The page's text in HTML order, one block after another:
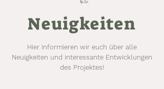
Neuigkeiten
Hier informieren wir euch über alle
Neuigkeiten und interessante Entwicklungen
des Projektes!